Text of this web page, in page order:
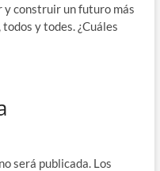
y construir un futuro más
y todes. ¿Cuáles
será publicada. Los